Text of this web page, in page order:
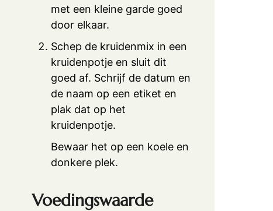
met een kleine garde goed
door elkaar.
Schep de kruidenmix in een
kruidenpotje en sluit dit
goed af. Schrijf de datum en
de naam op een etiket en
plak dat op het
kruidenpotje.
Bewaar het op een koele en
donkere plek.
Voedingswaarde